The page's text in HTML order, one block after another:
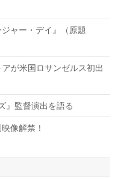
ャー・デイ』（原題
アが米国ロサンゼルス初出
』監督演出を語る
像解禁！